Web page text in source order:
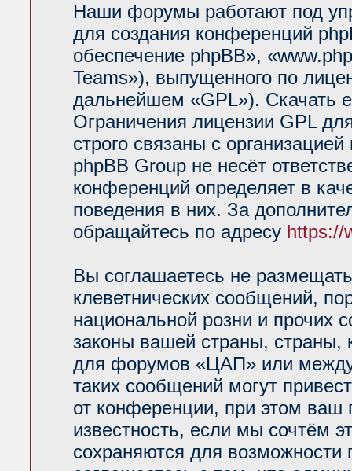
Наши форумы работают под
для создания конференций
обеспечение phpBB»,
Teams»), выпущенного по
дальнейшем «GPL»). Скачать
Ограничения лицензии GPL
строго связаны с
phpBB Group не несёт
конференций определяет в
поведения в них. За
обращайтесь по адресу https://
Вы соглашаетесь не
клеветнических сообщений,
национальной розни и прочих
законы вашей страны, страны,
для форумов «ЦАП» или
таких сообщений могут
от конференции, при этом ваш
известность, если мы сочтём
сохраняются для возможности